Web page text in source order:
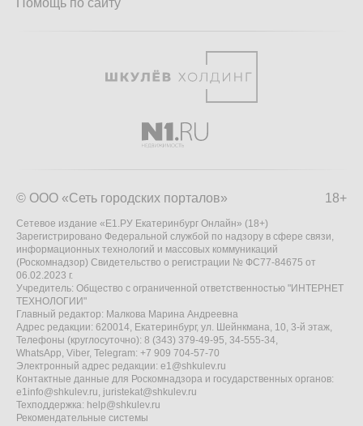
Помощь по сайту
18+
© ООО «Сеть городских порталов»
Сетевое издание «Е1.РУ Екатеринбург Онлайн» (18+)
Зарегистрировано Федеральной службой по надзору в сфере связи,
информационных технологий и массовых коммуникаций
(Роскомнадзор) Свидетельство о регистрации № ФС77-84675 от
06.02.2023 г.
Учредитель: Общество с ограниченной ответственностью "ИНТЕРНЕТ
ТЕХНОЛОГИИ"
Главный редактор: Малкова Марина Андреевна
Адрес редакции: 620014, Екатеринбург, ул. Шейнкмана, 10, 3-й этаж,
Телефоны (круглосуточно): 8 (343) 379-49-95, 34-555-34,
WhatsApp, Viber, Telegram: +7 909 704-57-70
Электронный адрес редакции: e1@shkulev.ru
Контактные данные для Роскомнадзора и государственных органов:
e1info@shkulev.ru, juristekat@shkulev.ru
Техподдержка: help@shkulev.ru
Рекомендательные системы